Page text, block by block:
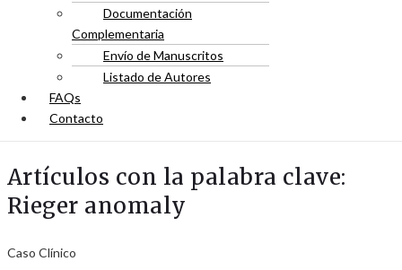
Documentación
Complementaria
Envío de Manuscritos
Listado de Autores
FAQs
Contacto
Artículos con la palabra clave:
Rieger anomaly
Caso Clínico